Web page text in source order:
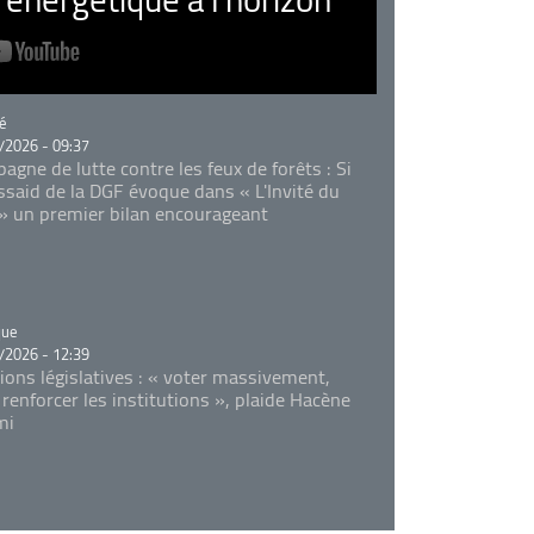
- 09:37
de lutte contre les feux de forêts : Si
de la DGF évoque dans « L'Invité du
un premier bilan encourageant
- 12:39
législatives : « voter massivement,
les institutions », plaide Hacène